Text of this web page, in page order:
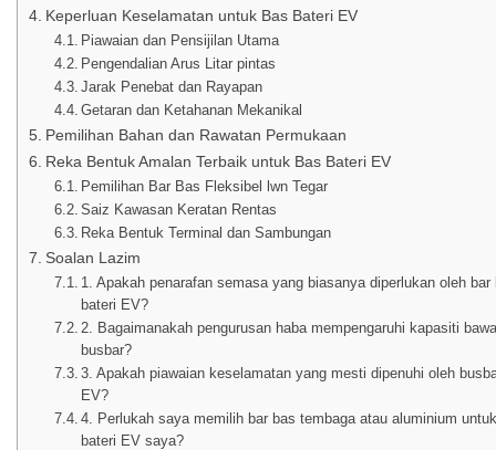
Keperluan Keselamatan untuk Bas Bateri EV
Piawaian dan Pensijilan Utama
Pengendalian Arus Litar pintas
Jarak Penebat dan Rayapan
Getaran dan Ketahanan Mekanikal
Pemilihan Bahan dan Rawatan Permukaan
Reka Bentuk Amalan Terbaik untuk Bas Bateri EV
Pemilihan Bar Bas Fleksibel lwn Tegar
Saiz Kawasan Keratan Rentas
Reka Bentuk Terminal dan Sambungan
Soalan Lazim
1. Apakah penarafan semasa yang biasanya diperlukan oleh bar
bateri EV?
2. Bagaimanakah pengurusan haba mempengaruhi kapasiti
busbar?
3. Apakah piawaian keselamatan yang mesti dipenuhi oleh
EV?
4. Perlukah saya memilih bar bas tembaga atau aluminium
bateri EV saya?